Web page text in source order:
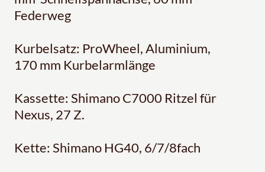
Federweg
Kurbelsatz: ProWheel, Aluminium,
170 mm Kurbelarmlänge
Kassette: Shimano C7000 Ritzel für
Nexus, 27 Z.
Kette: Shimano HG40, 6/7/8fach